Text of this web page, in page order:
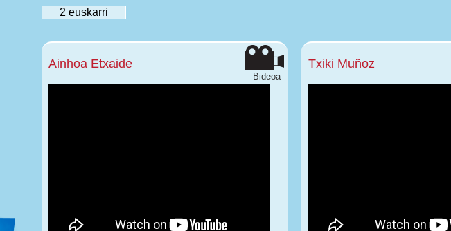
2 euskarri
Ainhoa Etxaide
Bideoa
Txiki Muñoz